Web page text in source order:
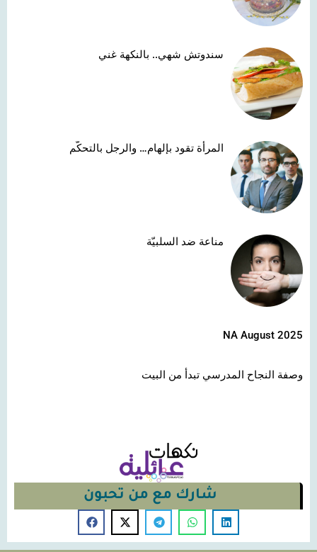
سندوتش شهي.. بالنكهة غني
المرأة تقود بإلهام… والرجل بالتحكّم
مناعة ضد السلبيّة
NA August 2025
وصفة النجاح المدرسي تبدأ من البيت
شارك مع من تحبون